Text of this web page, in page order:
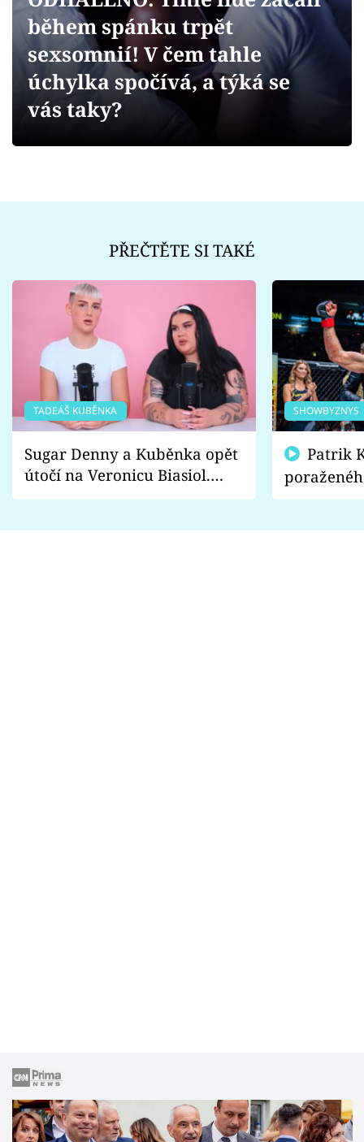
Videa
Sledujte prima+
během spánku trpět
sexsomnií! V čem tahle
úchylka spočívá, a týká se
vás taky?
PŘEČTĚTE SI TAKÉ
TADEÁŠ KUBĚNKA
Sugar Denny a Kuběnka opět
útočí na Veronicu Biasiol.
Proč je podle nich falešná a
SHOWBYZNYS
fanoušci